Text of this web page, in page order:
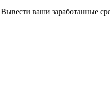
ваши заработанные